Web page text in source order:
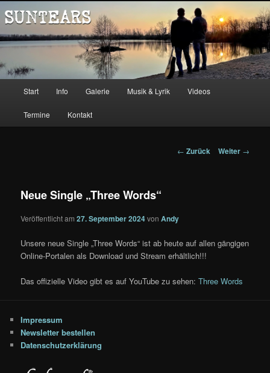
Inhalt
wechseln
Suntears
Start Info Galerie Musik & Lyrik Videos
Termine Kontakt
Beitrags-
← Zurück Weiter →
Neue Single „Three Words“
Veröffentlicht am27. September 2024vonAndy
Unsere neue Single „Three Words“ ist ab heute auf allen gängigen
Online-Portalen als Download und Stream erhältlich!!!
Das offizielle Video gibt es auf YouTube zu sehen:Three Words
Impressum
Newsletter bestellen
Datenschutzerklärung